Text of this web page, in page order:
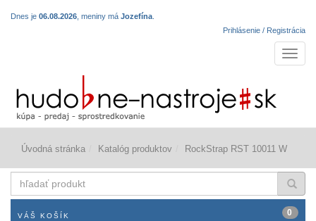
Dnes je 06.08.2026 , meniny má Jozefína
Prihlásenie / Registrácia
Úvodná stránka Katalóg produktov RockStrap RST 10011 W
produkt
VÁŠ KOŠÍK 0